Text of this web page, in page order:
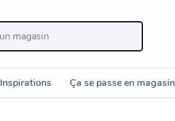
Inspirations Ça se passe en magasin